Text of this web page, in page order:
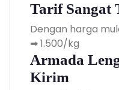
Tarif Sangat
Dengan harga
➡ 1.500/kg
Armada
Kirim